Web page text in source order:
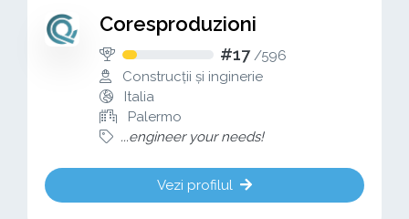
Coresproduzioni
#17 /596
Construcții și inginerie
Italia
Palermo
...engineer your needs!
Vezi profilul